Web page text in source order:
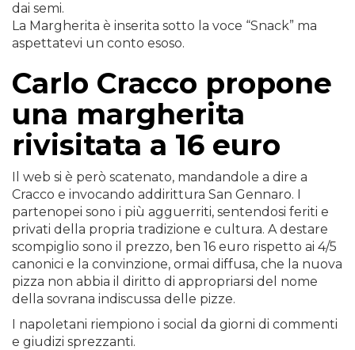
dai semi.
La Margherita è inserita sotto la voce “Snack” ma
aspettatevi un conto esoso.
Carlo Cracco propone
una margherita
rivisitata a 16 euro
Il web si è però scatenato, mandandole a dire a
Cracco e invocando addirittura San Gennaro. I
partenopei sono i più agguerriti, sentendosi feriti e
privati della propria tradizione e cultura. A destare
scompiglio sono il prezzo, ben 16 euro rispetto ai 4/5
canonici e la convinzione, ormai diffusa, che la nuova
pizza non abbia il diritto di appropriarsi del nome
della sovrana indiscussa delle pizze.
I napoletani riempiono i social da giorni di commenti
e giudizi sprezzanti.